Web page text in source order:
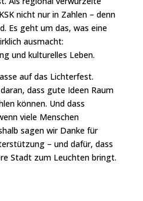
nicht nur in Zahlen – denn
Es geht um das, was eine
ausmacht:
und kulturelles Leben.
auf das Lichterfest.
dass gute Ideen Raum
können. Und dass
viele Menschen
sagen wir Danke für
– und dafür, dass
Stadt zum Leuchten bringt.